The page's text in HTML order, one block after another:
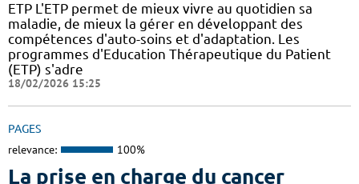
ETP L'ETP permet de mieux vivre au quotidien sa
maladie, de mieux la gérer en développant des
compétences d'auto-soins et d'adaptation. Les
programmes d'Education Thérapeutique du Patient
(ETP) s'adre
18/02/2026 15:25
PAGES
relevance: 100%
La prise en charge du cancer